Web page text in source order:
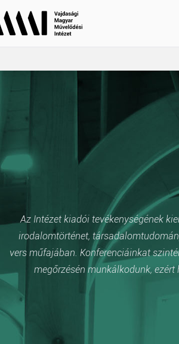
Az Intézet kiadói tevékenységének
irodalomtörténet,
vers műfajában. Konferenciáinkat
megőrzésén munkálkodunk,